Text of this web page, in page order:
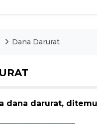
Dana Darurat
dana darurat,